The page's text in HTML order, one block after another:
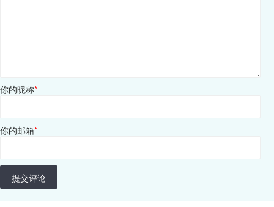
你的昵称*
你的邮箱*
提交评论